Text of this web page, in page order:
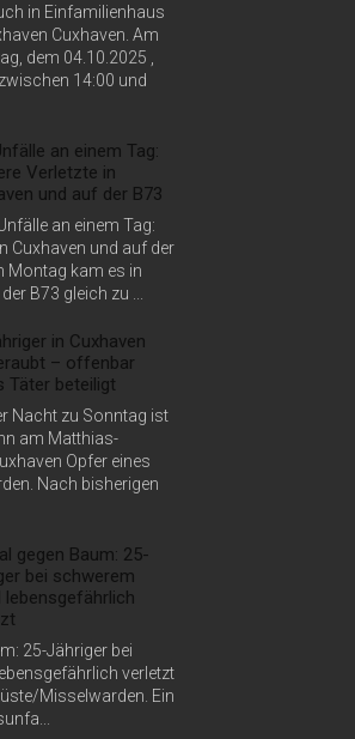
in Einfamilienhaus
Cuxhaven. Am
dem 04.10.2025 ,
14:00 und
an einem Tag:
Verletzte in
und auf der B73
an einem Tag:
Cuxhaven und auf der
Montag kam es in
B73 gleich zu ...
in Cuxhaven
– offenbar
Täter beteiligt
Nacht zu Sonntag ist
am Matthias-
Opfer eines
Nach bisherigen
gegen Baum: 25-
bei schwerem
lebensgefährlich
25-Jähriger bei
verletzt
Misselwarden. Ein